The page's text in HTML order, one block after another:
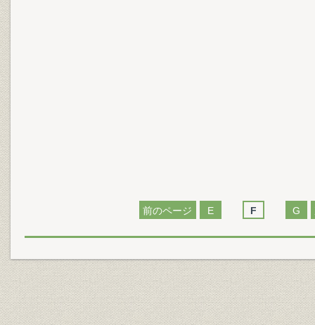
前のページ E F G